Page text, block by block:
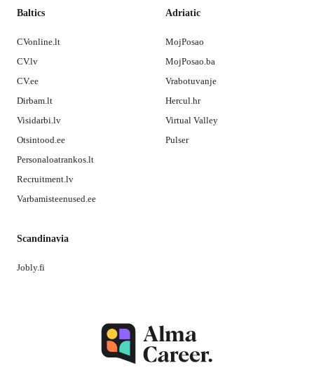
Baltics
CVonline.lt
CV.lv
CV.ee
Dirbam.lt
Visidarbi.lv
Otsintood.ee
Personaloatrankos.lt
Recruitment.lv
Varbamisteenused.ee
Adriatic
MojPosao
MojPosao.ba
Vrabotuvanje
Hercul.hr
Virtual Valley
Pulser
Scandinavia
Jobly.fi